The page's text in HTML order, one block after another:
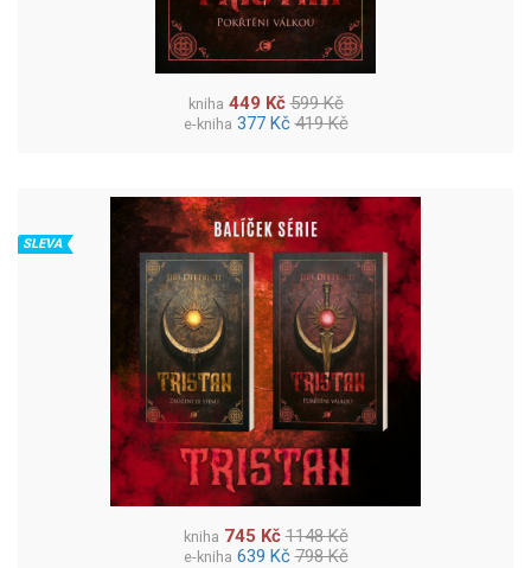
kniha 449 Kč 599 Kč
e-kniha 377 Kč 419 Kč
SLEVA
kniha 745 Kč 1148 Kč
e-kniha 639 Kč 798 Kč